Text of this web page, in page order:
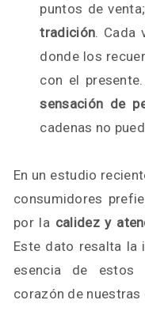
puntos de
tradición. Cada
donde los
con el
sensación de
cadenas no
En un estudio
consumidores
por la calidez y
Este dato resalta la
esencia de estos
corazón de nuestras